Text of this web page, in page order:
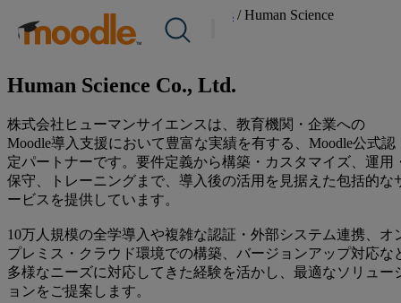
contenido
Productos
Servicios
Sobre nosotros
Contacto
ES
Presentar una RFP
Obtener Moodle
Certified Partners & Services /Human Science
Japón
Premium
Human Science Co., Ltd.
株式会社ヒューマンサイエンスは、教育機関・企業への
Moodle導入支援において豊富な実績を有する、Moodle公式認
定パートナーです。要件定義から構築・カスタマイズ、運用
保守、トレーニングまで、導入後の活用を見据えた包括的な
ービスを提供しています。
10万人規模の全学導入や複雑な認証・外部システム連携、オ
プレミス・クラウド環境での構築、バージョンアップ対応な
多様なニーズに対応してきた経験を活かし、最適なソリュー
ョンをご提案します。